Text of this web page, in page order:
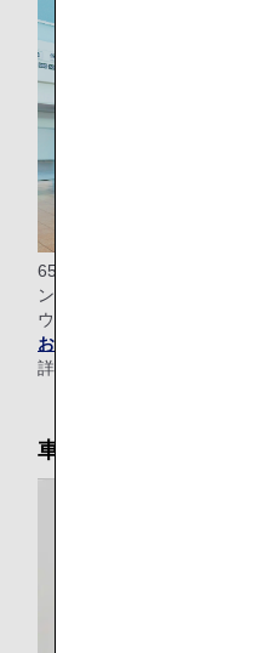
65歳以上のお客様のみで搭乗
ンターから搭乗ゲートまで（
ウンジまで）ご案内いたします
お電話にてお申し込み
詳細は
車いす貸し出し